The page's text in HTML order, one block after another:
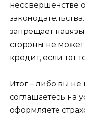
несовершенстве
запрещает
стороны не
кредит, если тот
Итог – либо вы не
соглашаетесь на
оформляете